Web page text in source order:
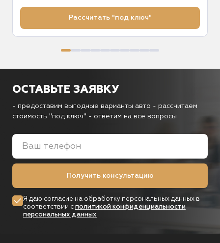
Рассчитать "под ключ"
ОСТАВЬТЕ ЗАЯВКУ
- предоставим выгодные варианты авто - рассчитаем
стоимость "под ключ" - ответим на все вопросы
Получить консультацию
Я даю согласие на обработку персональных данных в
соответствии с политикой конфиденциальности
персональных данных